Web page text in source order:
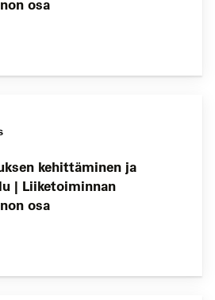
osa
kehittäminen ja
| Liiketoiminnan
osa